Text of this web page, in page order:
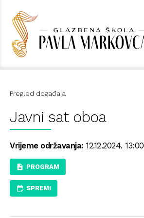
Pregled događaja
Javni sat oboa
Vrijeme održavanja:12.12.2024. 13:00
PROGRAM
SPREMI